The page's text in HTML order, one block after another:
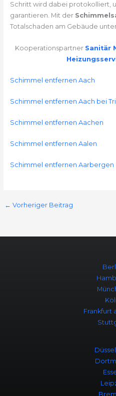
Schritt wird dabei protokolliert,
garantieren. Mit der
Totalschaden am Gebäude
Kooperationspartner Sanitär
Schimmel entfernen Aach
Schimmel entfernen Aach bei
Schimmel entfernen Aachen
Schimmel entfernen Aalen
Schimmel entfernen Aarbergen
← Vorheriger Beitrag
Frankfurt